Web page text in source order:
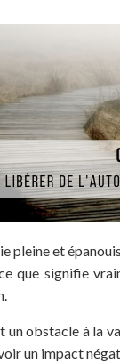
pleine et
que signifie
un obstacle à la
un impact